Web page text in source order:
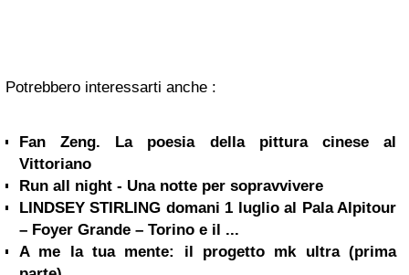
Potrebbero interessarti anche :
Fan Zeng. La poesia della pittura cinese al
Vittoriano
Run all night - Una notte per sopravvivere
LINDSEY STIRLING domani 1 luglio al Pala Alpitour
– Foyer Grande – Torino e il ...
A me la tua mente: il progetto mk ultra (prima